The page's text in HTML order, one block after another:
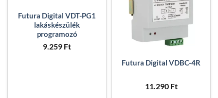
Futura Digital VDT-PG1
lakáskészülék
programozó
9.259 Ft
Futura Digital VDBC-4R
11.290 Ft